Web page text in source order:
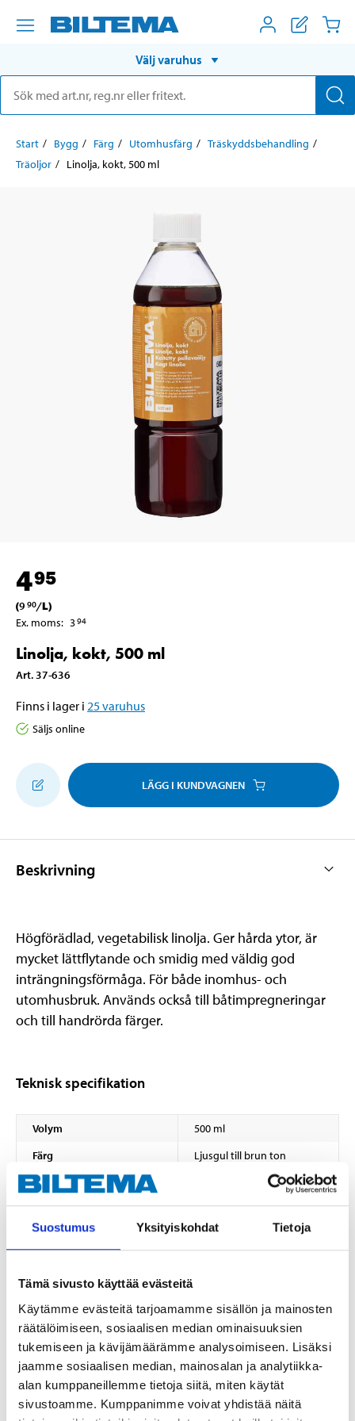
Suostumus Yksityiskohdat Tietoja
Tämä sivusto käyttää evästeitä
Käytämme evästeitä tarjoamamme sisällön ja mainosten
räätälöimiseen, sosiaalisen median ominaisuuksien
tukemiseen ja kävijämäärämme analysoimiseen. Lisäksi
jaamme sosiaalisen median, mainosalan ja analytiikka-
alan kumppaneillemme tietoja siitä, miten käytät
sivustoamme. Kumppanimme voivat yhdistää näitä
Välj varuhus
Start Bygg Färg Utomhusfärg
Träskyddsbehandling
Träoljor
Linolja, kokt, 500 ml
495
(9 90/L)
Ex. moms: 394
Linolja, kokt, 500 ml
Art. 37-636
Finns i lager i 25varuhus
Säljs online
LÄGG I KUNDVAGNEN
Beskrivning
Högförädlad, vegetabilisk linolja. Ger hårda ytor, är
mycket lättflytande och smidig med väldig god
inträngningsförmåga. För både inomhus- och
utomhusbruk. Används också till båtimpregneringar
och till handrörda färger.
Teknisk specifikation
Volym
500 ml
Färg
Ljusgul till brun ton
Typ
Flampunkt
>150 °C
Pensel, rulle eller
högtryckspruta
Övermålningsbar minst 48–72 timmar
Spädning/rengöring
Lacknafta eller Terpentin
Appliceringsförhållande
> +2 °C